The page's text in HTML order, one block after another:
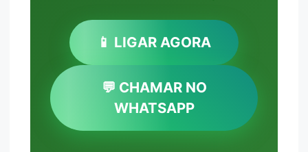
📱 LIGAR AGORA
💬 CHAMAR NO
WHATSAPP